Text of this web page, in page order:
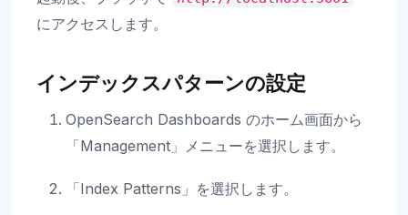
にアクセスします。
インデックスパターンの設定
OpenSearch Dashboards のホーム画面から
「Management」メニューを選択します。
「Index Patterns」を選択します。